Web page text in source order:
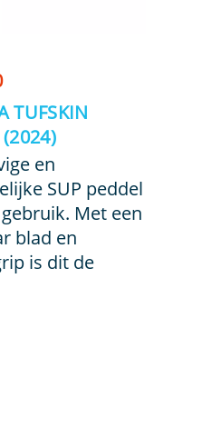
Huidige
prijs
is:
€ 69,00.
TUFSKIN
en
SUP peddel
Met een
blad en
is dit de